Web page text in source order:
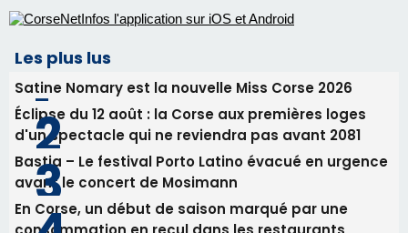
procession le 14 août
31/07/2026 08:24
Tennis - Début ce week-end du tournoi du
RCPV
31/07/2026 08:22
82ème anniversaire de la disparition du
Commandant Antoine de Saint Exupery